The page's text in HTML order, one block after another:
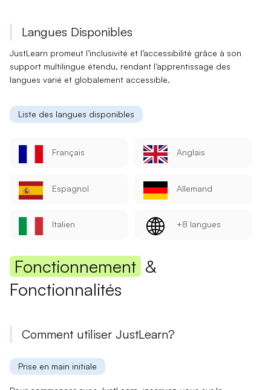
Langues Disponibles
JustLearn promeut l’inclusivité et l’accessibilité grâce à son
support multilingue étendu, rendant l’apprentissage des
langues varié et globalement accessible.
Liste des langues disponibles
Français Anglais
Espagnol Allemand
Italien +8 langues
Fonctionnement &
Fonctionnalités
Comment utiliser JustLearn?
Prise en main initiale